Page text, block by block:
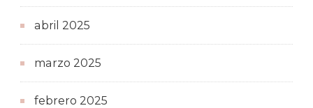
abril 2025
marzo 2025
febrero 2025